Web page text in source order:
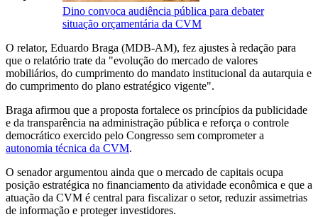
Dino convoca audiência pública para debater
situação orçamentária da CVM
O relator, Eduardo Braga (MDB-AM), fez ajustes à redação para
que o relatório trate da "evolução do mercado de valores
mobiliários, do cumprimento do mandato institucional da autarquia e
do cumprimento do plano estratégico vigente".
Braga afirmou que a proposta fortalece os princípios da publicidade
e da transparência na administração pública e reforça o controle
democrático exercido pelo Congresso sem comprometer a
autonomia técnica da CVM.
O senador argumentou ainda que o mercado de capitais ocupa
posição estratégica no financiamento da atividade econômica e que a
atuação da CVM é central para fiscalizar o setor, reduzir assimetrias
de informação e proteger investidores.